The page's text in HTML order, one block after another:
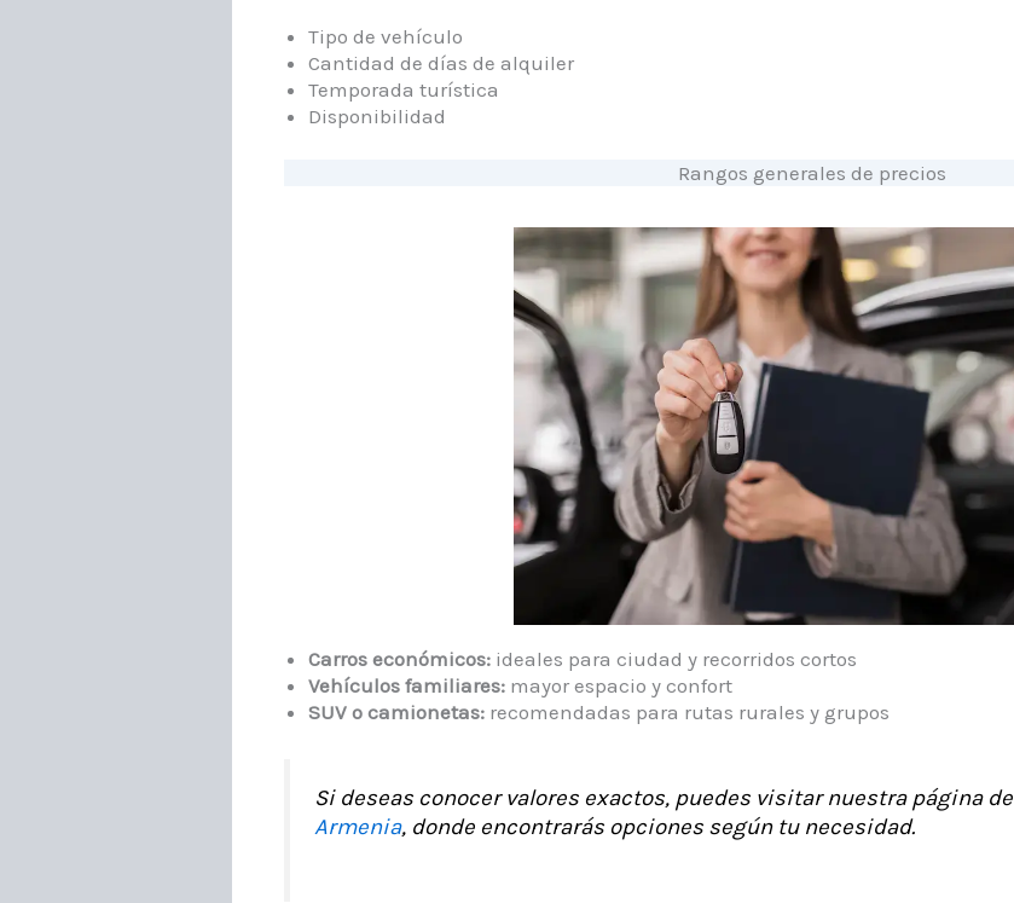
Tipo de vehículo
Cantidad de días de alquiler
Temporada turística
Disponibilidad
Rangos generales de precios
Carros económicos:ideales para ciudad y recorridos cortos
Vehículos familiares:mayor espacio y confort
SUV o camionetas:recomendadas para rutas rurales y grupos
Si deseas conocer valores exactos, puedes visitar nuestra página de
Armenia, donde encontrarás opciones según tu necesidad.